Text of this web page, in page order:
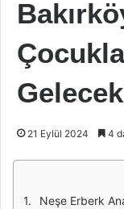
21 Eylül 2024 4
Neşe Erberk